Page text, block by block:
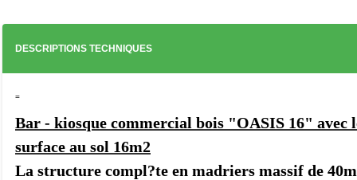
Adresse E-mail*
Votre message
DESCRIPTIONS TECHNIQUES
=
Bar - kiosque commercial bois "OASIS 16" avec
surface au sol 16m2
La structure compl?te en madriers massif de